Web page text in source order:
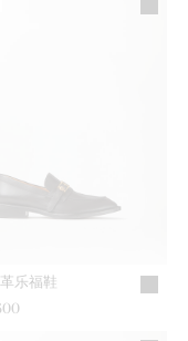
乐福鞋